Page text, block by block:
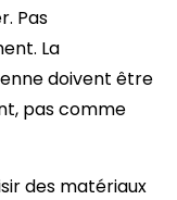
Pas
La
doivent être
pas comme
des matériaux